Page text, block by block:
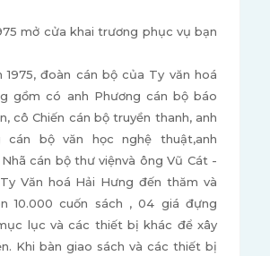
mở cửa khai trương phục vụ bạn
1975, đoàn cán bộ của Ty văn hoá
gồm có anh Phương cán bộ báo
cô Chiến cán bộ truyền thanh, anh
cán bộ văn học nghệ thuật,anh
cán bộ thư việnvà ông Vũ Cát -
Văn hoá Hải Hưng đến thăm và
10.000 cuốn sách , 04 giá đựng
lục và các thiết bị khác để xây
Khi bàn giao sách và các thiết bị